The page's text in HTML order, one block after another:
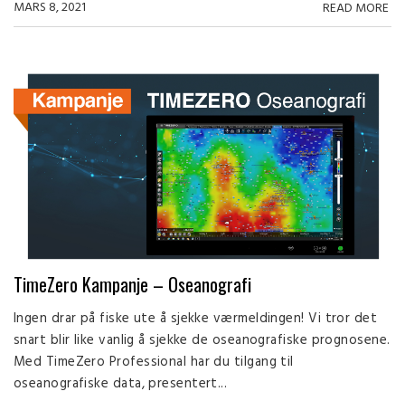
MARS 8, 2021 READ MORE
TimeZero Kampanje – Oseanografi
Ingen drar på fiske ute å sjekke værmeldingen! Vi tror det
snart blir like vanlig å sjekke de oseanografiske prognosene.
Med TimeZero Professional har du tilgang til
oseanografiske data, presentert...